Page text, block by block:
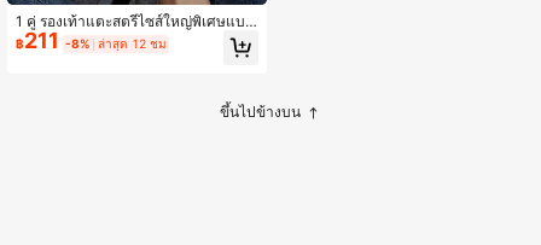
1 คู่ รองเท้าแตะสตรีไซส์ใหญ่พิเศษแบบ
สวม สไตล์สปอร์ต สำหรับชายหาด รองเ
ท้าแตะลำลองอเนกประสงค์แบบแบน
฿211 -8% ล่าสุด 12 ชม
ขึ้นไปข้างบน